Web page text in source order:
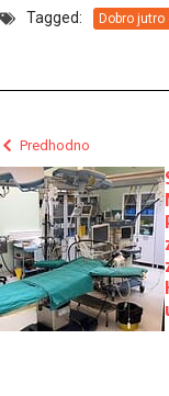
Tagged: Dobro jutro
Predhodno